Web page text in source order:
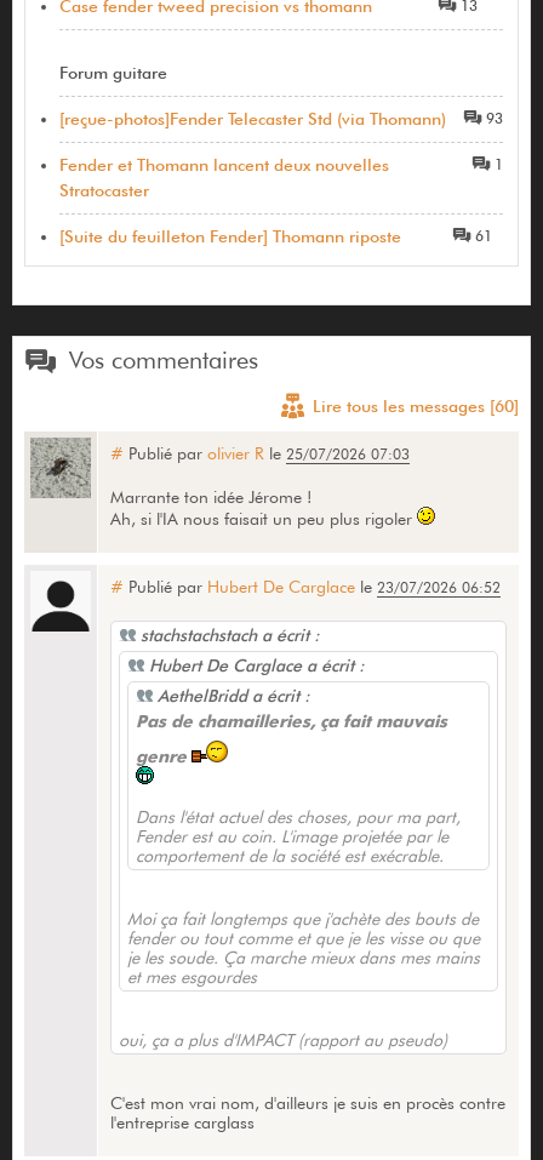
Case fender tweed precision vs thomann 13
Forum guitare
[reçue-photos]Fender Telecaster Std (via Thomann) 93
Fender et Thomann lancent deux nouvelles
Stratocaster
1
[Suite du feuilleton Fender] Thomann riposte 61
Vos commentaires
Lire tous les messages [60]
# Publié par olivier R le 25/07/2026 07:03
Marrante ton idée Jérome !
Ah, si l'IA nous faisait un peu plus rigoler
# Publié par Hubert De Carglacele 23/07/2026 06:52
stachstachstach a écrit :
Hubert De Carglace a écrit :
AethelBridd a écrit :
Pas de chamailleries, ça fait mauvais
genre
Dans l'état actuel des choses, pour ma part,
Fender est au coin. L'image projetée par le
comportement de la société est exécrable.
Moi ça fait longtemps que j'achète des bouts de
fender ou tout comme et que je les visse ou que
je les soude. Ça marche mieux dans mes mains
et mes esgourdes
oui, ça a plus d'IMPACT (rapport au pseudo)
C'est mon vrai nom, d'ailleurs je suis en procès contre
l'entreprise carglass